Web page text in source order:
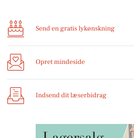
Send en gratis lykønskning
Opret mindeside
Indsend dit læserbidrag